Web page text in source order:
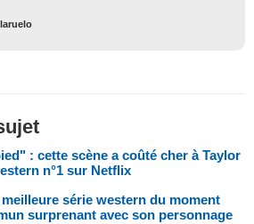
: cette scène a coûté cher à Taylor
n°1 sur Netflix
série western du moment
surprenant avec son personnage